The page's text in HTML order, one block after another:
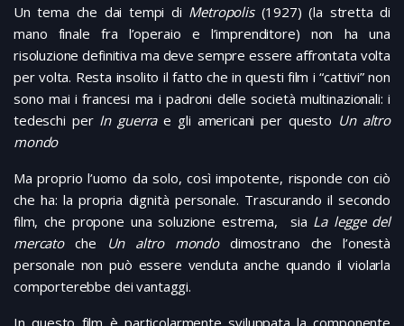
Un tema che dai tempi di Metropolis(1927) (la stretta di
mano finale fra l’operaio e l’imprenditore) non ha una
risoluzione definitiva ma deve sempre essere affrontata volta
per volta. Resta insolito il fatto che in questi film i “cattivi” non
sono mai i francesi ma i padroni delle società multinazionali: i
tedeschi per In guerrae gli americani per questo Un altro
mondo
Ma proprio l’uomo da solo, così impotente, risponde con ciò
che ha: la propria dignità personale. Trascurando il secondo
film, che propone una soluzione estrema, sia La legge del
mercatoche Un altro mondodimostrano che l’onestà
personale non può essere venduta anche quando il violarla
comporterebbe dei vantaggi.
In questo film è particolarmente sviluppata la componente